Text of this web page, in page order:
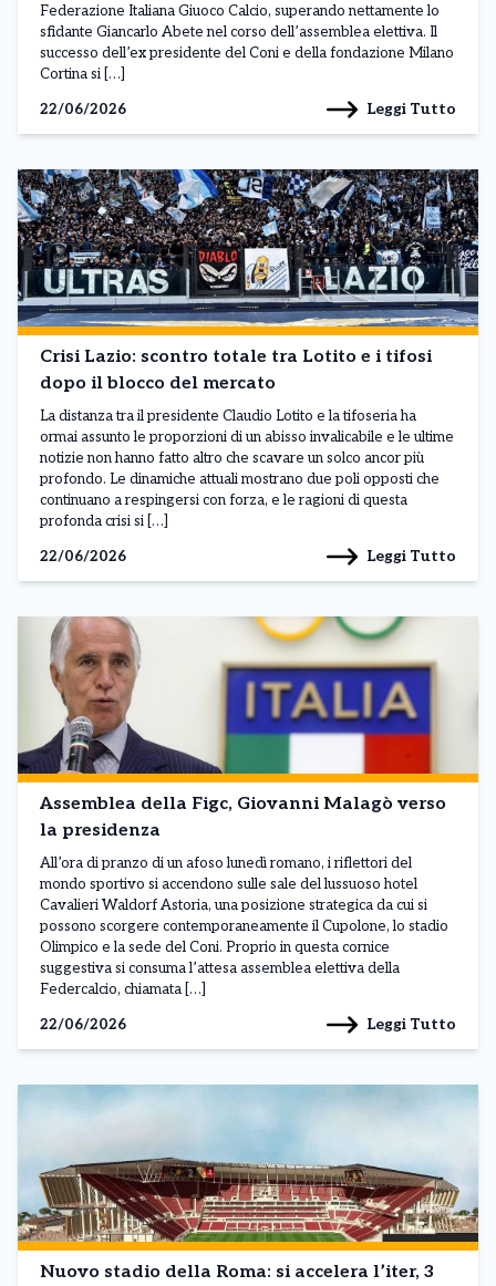
Federazione Italiana Giuoco Calcio, superando nettamente lo
sfidante Giancarlo Abete nel corso dell’assemblea elettiva. Il
successo dell’ex presidente del Coni e della fondazione Milano
Cortina si […]
22/06/2026
Leggi Tutto
Crisi Lazio: scontro totale tra Lotito e i tifosi
dopo il blocco del mercato
La distanza tra il presidente Claudio Lotito e la tifoseria ha
ormai assunto le proporzioni di un abisso invalicabile e le ultime
notizie non hanno fatto altro che scavare un solco ancor più
profondo. Le dinamiche attuali mostrano due poli opposti che
continuano a respingersi con forza, e le ragioni di questa
profonda crisi si […]
22/06/2026
Leggi Tutto
Assemblea della Figc, Giovanni Malagò verso
la presidenza
All’ora di pranzo di un afoso lunedì romano, i riflettori del
mondo sportivo si accendono sulle sale del lussuoso hotel
Cavalieri Waldorf Astoria, una posizione strategica da cui si
possono scorgere contemporaneamente il Cupolone, lo stadio
Olimpico e la sede del Coni. Proprio in questa cornice
suggestiva si consuma l’attesa assemblea elettiva della
Federcalcio, chiamata […]
22/06/2026
Leggi Tutto
Nuovo stadio della Roma: si accelera l’iter, 3